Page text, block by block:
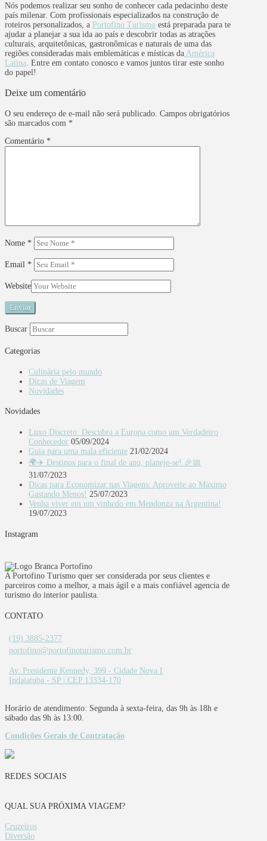
Nós podemos realizar seu sonho de conhecer cada pedacinho deste
país milenar. Com profissionais especializados na construção de
roteiros personalizados, a Portofino Turismo está preparada para te
ajudar a planejar a sua ida ao país e descobrir todas as atrações
culturais, arquitetônicas, gastronômicas e naturais de uma das
regiões consideradas mais emblemáticas e místicas da América
Latina . Entre em contato conosco e vamos juntos tirar este sonho
do papel!
Deixe um comentário
O seu endereço de e-mail não será publicado. Campos obrigatórios
são marcados com *
Comentário *
Nome *
Email *
Website
Buscar
Categorias
Culinária pelo mundo
Dicas de Viagem
Novidades
Novidades
Luxo Discreto: Descubra a Europa como um Verdadeiro
Conhecedor 05/09/2024
Guia para uma mala eficiente 21/02/2024
🌍✈️ Destinos para o final de ano, planeje-se! 🎉📅
31/07/2023
Dicas para Economizar nas Viagens: Aproveite ao Máximo
Gastando Menos! 25/07/2023
Venha viver em um vinhedo em Mendonza na Argentina!
19/07/2023
Instagram
A Portofino Turismo quer ser considerada por seus clientes e
parceiros como a melhor, a mais ágil e a mais confiável agencia de
turismo do interior paulista.
CONTATO
(19) 3885-2377
portofino@portofinoturismo.com.br
Av. Presidente Kennedy, 399 - Cidade Nova I
Indaiatuba - SP | CEP 13334-170
Horário de atendimento: Segunda à sexta-feira, das 9h às 18h e
sábado das 9h às 13:00.
Condições Gerais de Contratação
REDES SOCIAIS
QUAL SUA PRÓXIMA VIAGEM?
Cruzeiros
Diversão